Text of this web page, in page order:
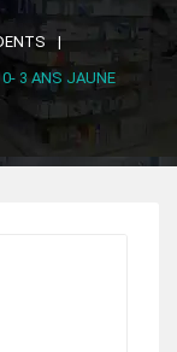
3 ANS JAUNE